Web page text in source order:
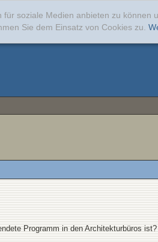
soziale Medien anbieten zu
Sie dem Einsatz von Cookies zu.
Programm in den Architekturbüros ist?